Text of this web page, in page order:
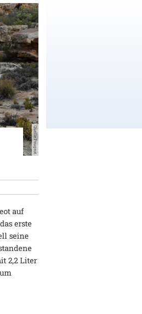
Quelle:Peugeot
auf
erste
seine
2,2 Liter